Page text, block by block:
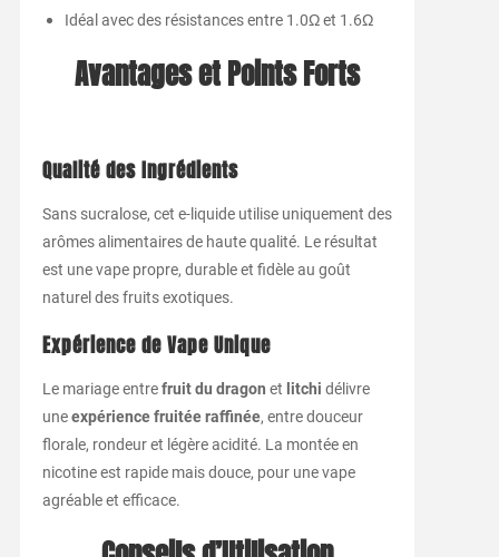
Idéal avec des résistances entre 1.0Ω et 1.6Ω
Avantages et Points Forts
Qualité des Ingrédients
Sans sucralose, cet e-liquide utilise uniquement des
arômes alimentaires de haute qualité. Le résultat
est une vape propre, durable et fidèle au goût
naturel des fruits exotiques.
Expérience de Vape Unique
Le mariage entrefruit du dragon et litchi délivre
uneexpérience fruitée raffinée, entre douceur
florale, rondeur et légère acidité. La montée en
nicotine est rapide mais douce, pour une vape
agréable et efficace.